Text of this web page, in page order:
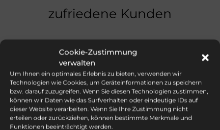
Cookie-Zustimmung
verwalten
Um Ihnen ein optimales Erlebnis zu bieten, verwenden wir
Technologien wie Cookies, um Geräteinformationen zu speichern
bzw. darauf zuzugreifen. Wenn Sie diesen Technologien zustimmen,
können wir Daten wie das Surfverhalten oder eindeutige IDs auf
dieser Website verarbeiten. Wenn Sie Ihre Zustimmung nicht
erteilen oder zurückziehen, können bestimmte Merkmale und
Funktionen beeinträchtigt werden.
zufriedene Kunden